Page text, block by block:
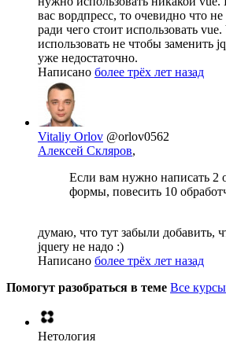
вас вордпресс, то очевидно что не
ради чего стоит использовать
использовать не чтобы заменить
уже недостаточно.
Написано более трёх лет назад
Vitaliy Orlov @orlov0562
Алексей Скляров,
Если вам нужно написать 2
формы, повесить 10
думаю, что тут забыли добавить,
jquery не надо :)
Написано более трёх лет назад
Помогут разобраться в теме Все курсы
Нетология